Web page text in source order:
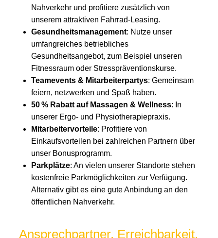
Nahverkehr und profitiere zusätzlich von
unserem attraktiven Fahrrad-Leasing.
Gesundheitsmanagement: Nutze unser
umfangreiches betriebliches
Gesundheitsangebot, zum Beispiel unseren
Fitnessraum oder Stresspräventionskurse.
Teamevents & Mitarbeiterpartys: Gemeinsam
feiern, netzwerken und Spaß haben.
50 % Rabatt auf Massagen & Wellness: In
unserer Ergo- und Physiotherapiepraxis.
Mitarbeitervorteile: Profitiere von
Einkaufsvorteilen bei zahlreichen Partnern über
unser Bonusprogramm.
Parkplätze: An vielen unserer Standorte stehen
kostenfreie Parkmöglichkeiten zur Verfügung.
Alternativ gibt es eine gute Anbindung an den
öffentlichen Nahverkehr.
Ansprechpartner. Erreichbarkeit.